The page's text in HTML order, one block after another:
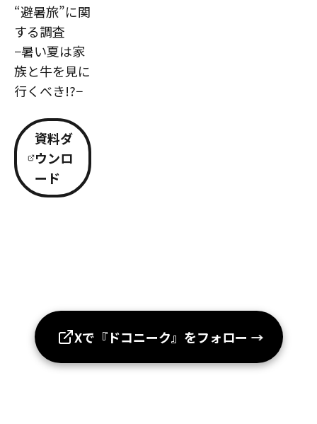
“避暑旅”に関
する調査
−暑い夏は家
族と牛を見に
行くべき!?−
資料ダ
ウンロ
ード
Xで『ドコニーク』をフォロー →